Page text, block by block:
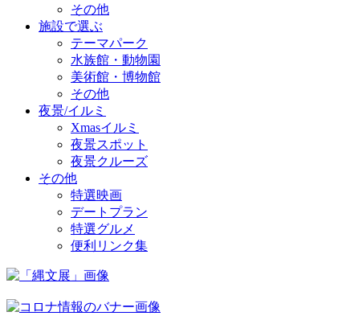
その他
施設で選ぶ
テーマパーク
水族館・動物園
美術館・博物館
その他
夜景/イルミ
Xmasイルミ
夜景スポット
夜景クルーズ
その他
特選映画
デートプラン
特選グルメ
便利リンク集